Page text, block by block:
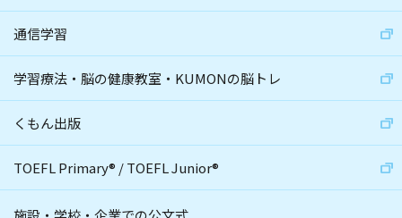
通信学習
学習療法・脳の健康教室・KUMONの脳トレ
くもん出版
TOEFL Primary® /TOEFL Junior®